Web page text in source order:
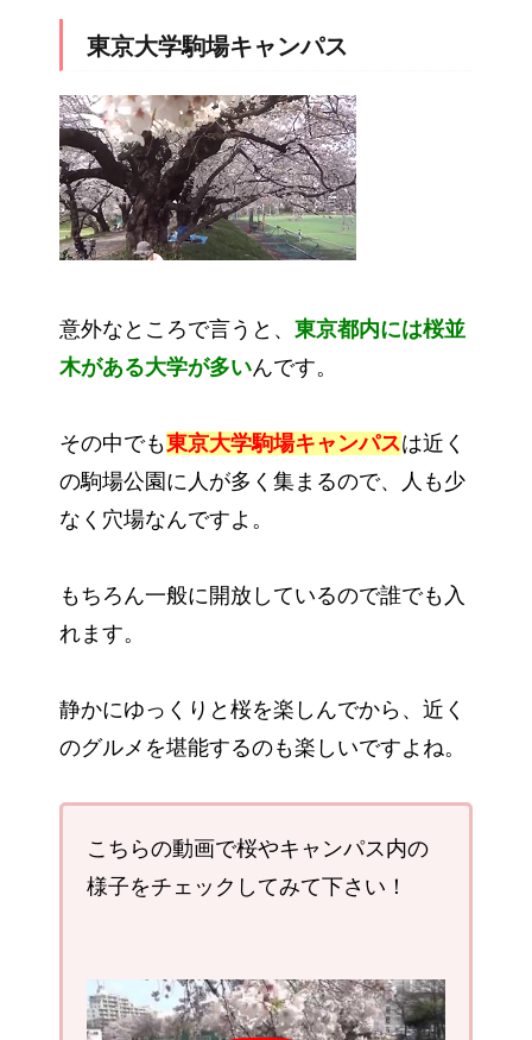
東京大学駒場キャンパス
意外なところで言うと、 東京都内には桜並
木がある大学が多いんです。
その中でも東京大学駒場キャンパスは近く
の駒場公園に人が多く集まるので、人も少
なく穴場なんですよ。
もちろん一般に開放しているので誰でも入
れます。
静かにゆっくりと桜を楽しんでから、近く
のグルメを堪能するのも楽しいですよね。
こちらの動画で桜やキャンパス内の
様子をチェックしてみて下さい！